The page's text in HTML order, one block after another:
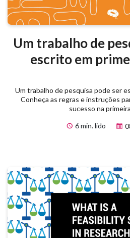
Um trabalho de
escrito em
Um trabalho de pesquisa pode ser
Conheça as regras e instruções
sucesso na
6 min. lido